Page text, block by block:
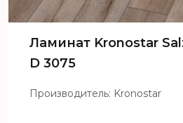
Ламинат Kronostar
D 3075
Производитель: Kronostar